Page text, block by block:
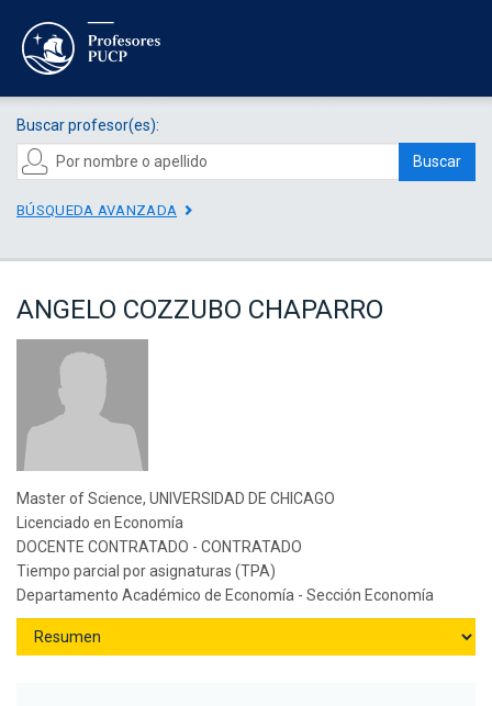
Buscar profesor(es):
Buscar
BÚSQUEDA AVANZADA
ANGELO COZZUBO CHAPARRO
Master of Science, UNIVERSIDAD DE CHICAGO
Licenciado en Economía
DOCENTE CONTRATADO - CONTRATADO
Tiempo parcial por asignaturas (TPA)
Departamento Académico de Economía - Sección Economía